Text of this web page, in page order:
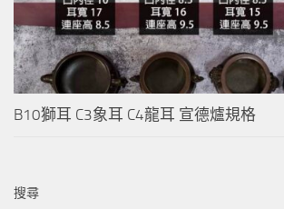
B10獅耳 C3象耳 C4龍耳 宣德爐規格
搜尋